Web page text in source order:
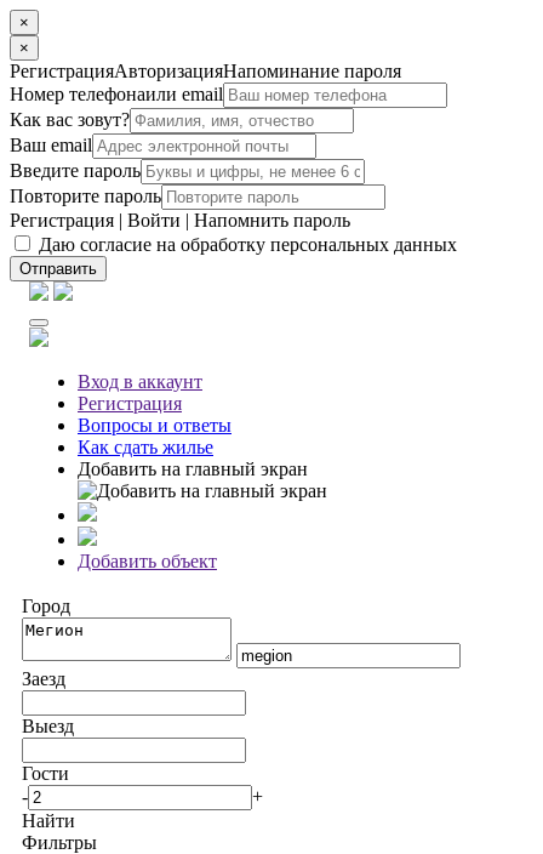
×
×
РегистрацияАвторизацияНапоминание пароля
Номер телефонаили email
Как вас зовут?
Ваш email
Введите пароль
Повторите пароль
Регистрация | Войти | Напомнить пароль
Даю согласие на обработку персональных данных
Отправить
Вход в аккаунт
Регистрация
Вопросы и ответы
Как сдать жилье
Добавить на главный экран
Добавить объект
Город
Заезд
Выезд
Гости
-
+
Найти
Фильтры